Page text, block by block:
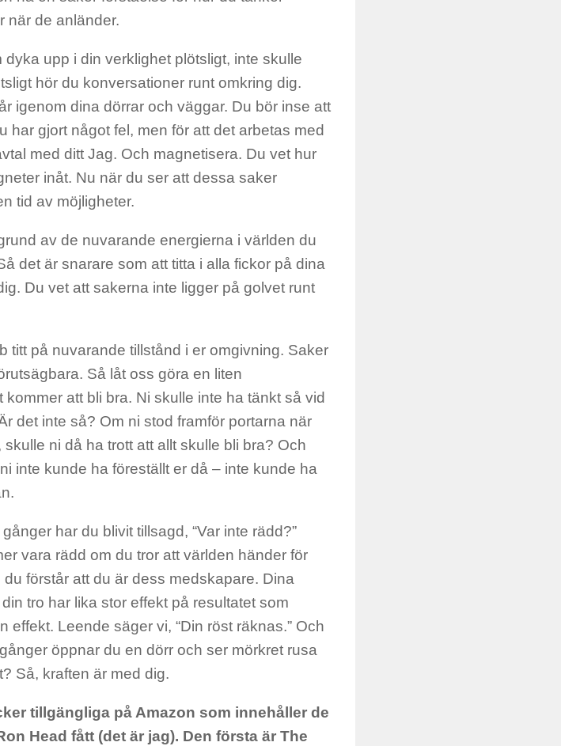
när de anländer.
upp i din verklighet plötsligt, inte skulle
hör du konversationer runt omkring dig.
igenom dina dörrar och väggar. Du bör inse att
har gjort något fel, men för att det arbetas med
med ditt Jag. Och magnetisera. Du vet hur
inåt. Nu när du ser att dessa saker
tid av möjligheter.
av de nuvarande energierna i världen du
det är snarare som att titta i alla fickor på dina
Du vet att sakerna inte ligger på golvet runt
titt på nuvarande tillstånd i er omgivning. Saker
Så låt oss göra en liten
att bli bra. Ni skulle inte ha tänkt så vid
det inte så? Om ni stod framför portarna när
ni då ha trott att allt skulle bli bra? Och
inte kunde ha föreställt er då – inte kunde ha
har du blivit tillsagd, “Var inte rädd?”
vara rädd om du tror att världen händer för
förstår att du är dess medskapare. Dina
tro har lika stor effekt på resultatet som
effekt. Leende säger vi, “Din röst räknas.” Och
öppnar du en dörr och ser mörkret rusa
Så, kraften är med dig.
tillgängliga på Amazon som innehåller de
Head fått (det är jag). Den första är The